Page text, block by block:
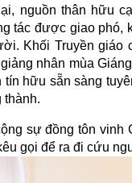
nguồn thân hữu
tác được giao phó,
Khối Truyền giáo
nhân mùa
hữu sẵn sàng
thành.
sự đồng tôn vinh
gọi để ra đi cứu